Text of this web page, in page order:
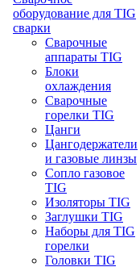
оборудование для TIG
сварки
Сварочные
аппараты TIG
Блоки
охлаждения
Сварочные
горелки TIG
Цанги
Цангодержатели
и газовые линзы
Сопло газовое
TIG
Изоляторы TIG
Заглушки TIG
Наборы для TIG
горелки
Головки TIG